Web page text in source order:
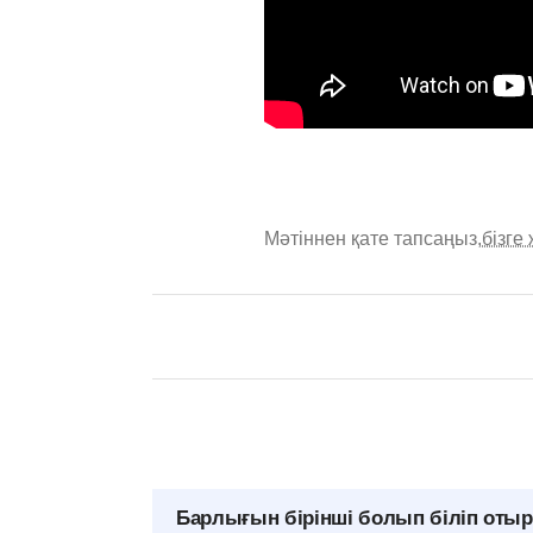
Мәтіннен қате тапсаңыз,
Барлығын бірінші болып біліп